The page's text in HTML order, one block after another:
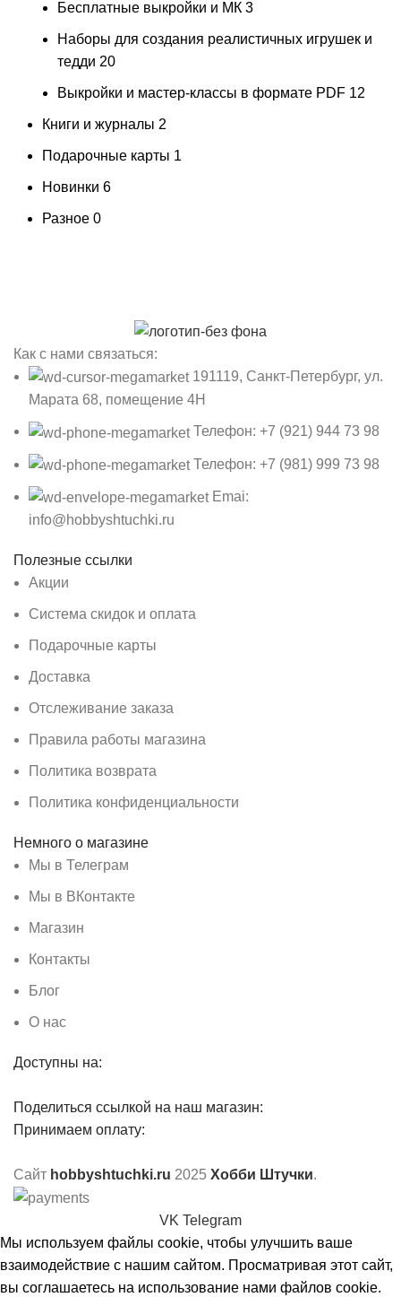
Бесплатные выкройки и МК 3
Наборы для создания реалистичных игрушек и
тедди 20
Выкройки и мастер-классы в формате PDF 12
Книги и журналы 2
Подарочные карты 1
Новинки 6
Разное 0
Как с нами связаться:
191119, Санкт-Петербург, ул.
Марата 68, помещение 4Н
Телефон: +7 (921) 944 73 98
Телефон: +7 (981) 999 73 98
Emai:
info@hobbyshtuchki.ru
Полезные ссылки
Акции
Система скидок и оплата
Подарочные карты
Доставка
Отслеживание заказа
Правила работы магазина
Политика возврата
Политика конфиденциальности
Немного о магазине
Мы в Телеграм
Мы в ВКонтакте
Магазин
Контакты
Блог
О нас
Доступны на:
Поделиться ссылкой на наш магазин:
Принимаем оплату:
Сайт hobbyshtuchki.ru 2025 Хобби Штучки.
VK Telegram
Мы используем файлы cookie, чтобы улучшить ваше
взаимодействие с нашим сайтом. Просматривая этот сайт,
вы соглашаетесь на использование нами файлов cookie.